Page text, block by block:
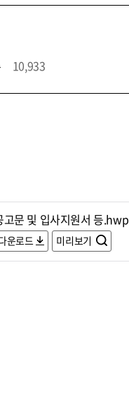
10,933
고문 및 입사지원서 등.hwp
운로드 미리보기